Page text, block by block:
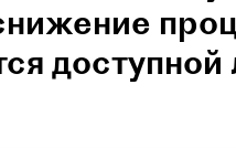
доступной